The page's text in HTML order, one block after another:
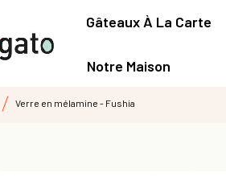
Gâteaux À La Carte
Notre Maison
Verre en mélamine - Fushia